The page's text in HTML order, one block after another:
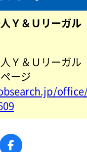
Ｙ＆Ｕリーガル
Ｙ＆Ｕリーガル
ージ